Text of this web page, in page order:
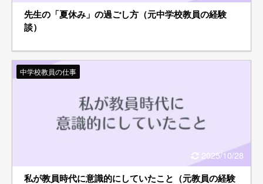
先生の「夏休み」の過ごし方（元中学校教員の経験
談）
2025/10/28
中学校教員の仕事
私が教員時代に意識的にしていたこと（元教員の経験